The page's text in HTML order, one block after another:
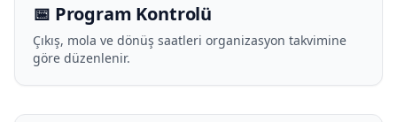
📅 Program Kontrolü
Çıkış, mola ve dönüş saatleri organizasyon takvimine
göre düzenlenir.